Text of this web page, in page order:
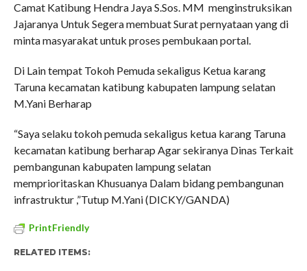
Camat Katibung Hendra Jaya S.Sos. MM menginstruksikan
Jajaranya Untuk Segera membuat Surat pernyataan yang di
minta masyarakat untuk proses pembukaan portal.
Di Lain tempat Tokoh Pemuda sekaligus Ketua karang
Taruna kecamatan katibung kabupaten lampung selatan
M.Yani Berharap
“Saya selaku tokoh pemuda sekaligus ketua karang Taruna
kecamatan katibung berharap Agar sekiranya Dinas Terkait
pembangunan kabupaten lampung selatan
memprioritaskan Khusuanya Dalam bidang pembangunan
infrastruktur ,”Tutup M.Yani (DICKY/GANDA)
PrintFriendly
RELATED ITEMS: